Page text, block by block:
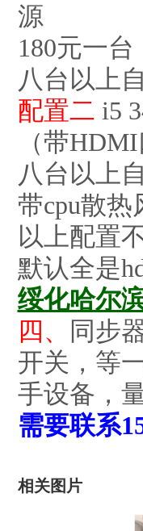
源
180元一
八台以上
配置二 i5
（带
八台以上
带cpu散
以上配置
默认全是
绥化哈尔
四、
同步
开关，等
手设备，
需要联系
相关图片